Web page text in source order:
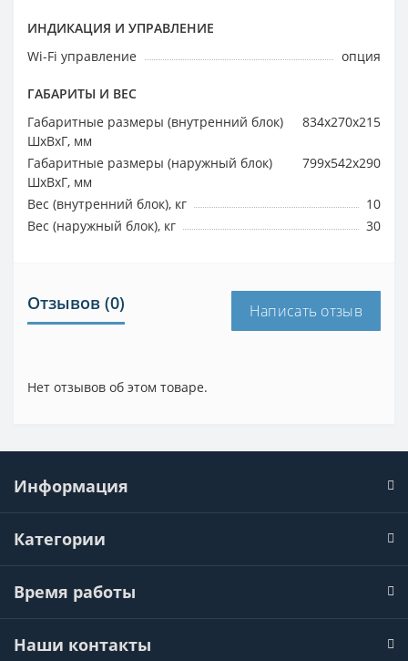
ИНДИКАЦИЯ И УПРАВЛЕНИЕ
Wi-Fi управление
опция
ГАБАРИТЫ И ВЕС
Габаритные размеры (внутренний блок)
ШхВхГ, мм
834x270x215
Габаритные размеры (наружный блок)
ШхВхГ, мм
799x542x290
Вес (внутренний блок), кг
10
Вес (наружный блок), кг
30
Отзывов (0) Написать отзыв
Нет отзывов об этом товаре.
Информация
Категории
Время работы
Наши контакты